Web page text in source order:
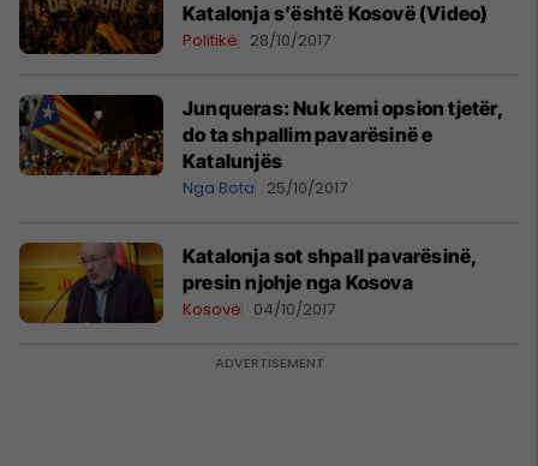
Katalonja s’është Kosovë (Video)
Politikë 28/10/2017
Junqueras: Nuk kemi opsion tjetër,
do ta shpallim pavarësinë e
Katalunjës
Nga Bota 25/10/2017
Katalonja sot shpall pavarësinë,
presin njohje nga Kosova
Kosovë 04/10/2017